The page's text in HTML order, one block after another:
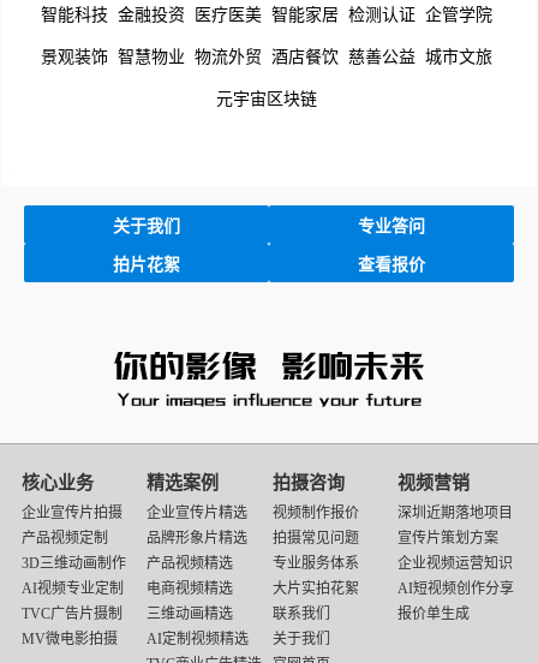
智能科技 金融投资 医疗医美 智能家居 检测认证 企管学院
景观装饰 智慧物业 物流外贸 酒店餐饮 慈善公益 城市文旅
元宇宙区块链
关于我们 专业答问
拍片花絮 查看报价
核心业务
企业宣传片拍摄
产品视频定制
3D三维动画制作
AI视频专业定制
TVC广告片摄制
MV微电影拍摄
精选案例
企业宣传片精选
品牌形象片精选
产品视频精选
电商视频精选
三维动画精选
AI定制视频精选
拍摄咨询
视频制作报价
拍摄常见问题
专业服务体系
大片实拍花絮
联系我们
关于我们
视频营销
深圳近期落地项目
宣传片策划方案
企业视频运营知识
AI短视频创作分享
报价单生成